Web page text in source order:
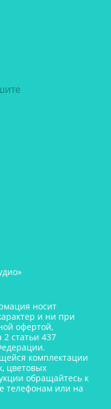
носит
и ни при
офертой,
статьи 437
комплектации
цветовых
обращайтесь к
телефонам или на